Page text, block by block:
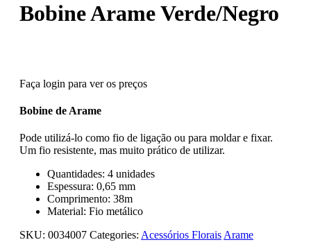
Bobine Arame Verde/Negro
Faça login para ver os preços
Bobine de Arame
Pode utilizá-lo como fio de ligação ou para moldar e fixar.
Um fio resistente, mas muito prático de utilizar.
Quantidades: 4 unidades
Espessura: 0,65 mm
Comprimento: 38m
Material: Fio metálico
SKU: 0034007 Categories: Acessórios FloraisArame